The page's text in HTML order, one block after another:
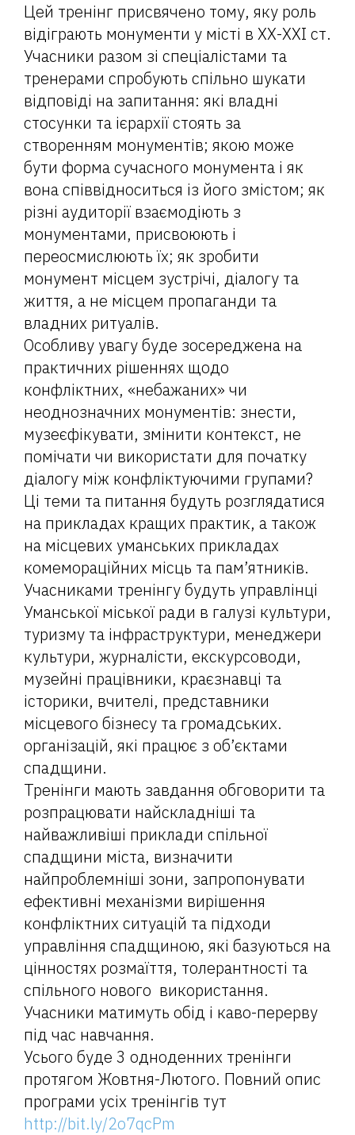
Цей тренінг присвячено тому, яку роль
відіграють монументи у місті в ХХ-ХХІ ст.
Учасники разом зі спеціалістами та
тренерами спробують спільно шукати
відповіді на запитання: які владні
стосунки та ієрархії стоять за
створенням монументів; якою може
бути форма сучасного монумента і як
вона співвідноситься із його змістом; як
різні аудиторії взаємодіють з
монументами, присвоюють і
переосмислюють їх; як зробити
монумент місцем зустрічі, діалогу та
життя, а не місцем пропаганди та
владних ритуалів.
Особливу увагу буде зосереджена на
практичних рішеннях щодо
конфліктних, «небажаних» чи
неоднозначних монументів: знести,
музеєфікувати, змінити контекст, не
помічати чи використати для початку
діалогу між конфліктуючими групами?
Ці теми та питання будуть розглядатися
на прикладах кращих практик, а також
на місцевих уманських прикладах
комемораційних місць та пам’ятників.
Учасниками тренінгу будуть управлінці
Уманської міської ради в галузі культури,
туризму та інфраструктури, менеджери
культури, журналісти, екскурсоводи,
музейні працівники, краєзнавці та
історики, вчителі, представники
місцевого бізнесу та громадських.
організацій, які працює з об’єктами
спадщини.
Тренінги мають завдання обговорити та
розпрацювати найскладніші та
найважливіші приклади спільної
спадщини міста, визначити
найпроблемніші зони, запропонувати
ефективні механізми вирішення
конфліктних ситуацій та підходи
управління спадщиною, які базуються на
цінностях розмаїття, толерантності та
спільного нового використання.
Учасники матимуть обід і каво-перерву
під час навчання.
Усього буде 3 одноденних тренінги
протягом Жовтня-Лютого. Повний опис
програми усіх тренінгів тут
http://bit.ly/2o7qcPm